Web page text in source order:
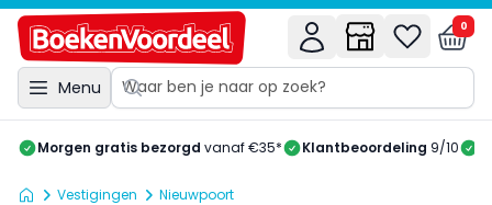
Menu
0
Morgen gratis bezorgd vanaf €35* Klantbeoordeling 9/10
Vestigingen Nieuwpoort